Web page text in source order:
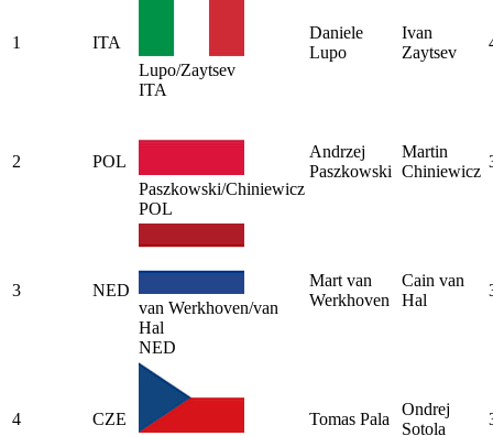
1
ITA
Lupo/Zaytsev
ITA
Daniele
Lupo
Ivan
Zaytsev
2
POL
Paszkowski/Chiniewicz
POL
Andrzej
Paszkowski
Martin
Chiniewicz
3
NED
van Werkhoven/van
Hal
NED
Mart van
Werkhoven
Cain van
Hal
4
CZE
Tomas Pala
Ondrej
Sotola